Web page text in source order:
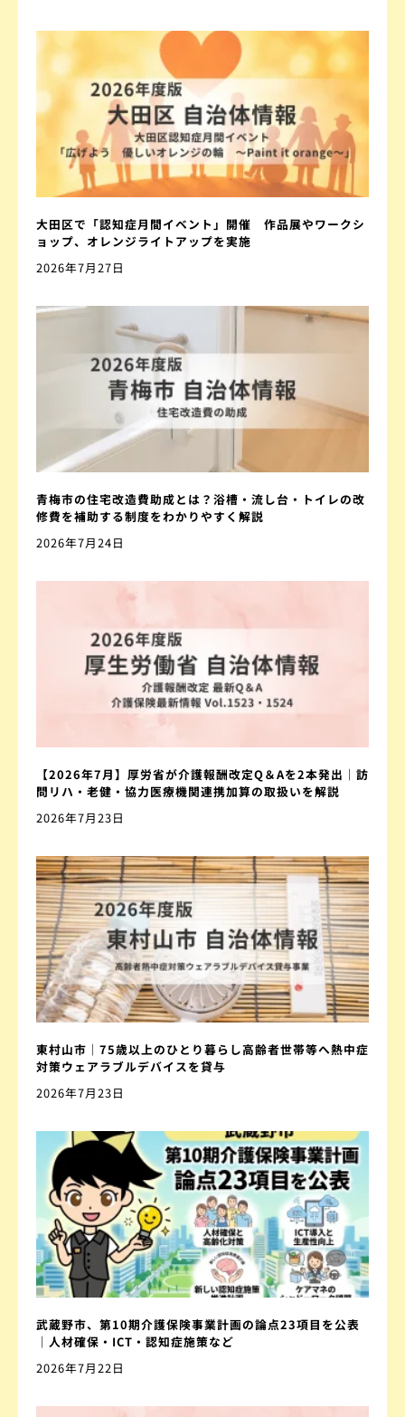
大田区で「認知症月間イベント」開催 作品展やワークシ
ョップ、オレンジライトアップを実施
2026年7月27日
青梅市の住宅改造費助成とは？浴槽・流し台・トイレの改
修費を補助する制度をわかりやすく解説
2026年7月24日
【2026年7月】厚労省が介護報酬改定Q＆Aを2本発出｜訪
問リハ・老健・協力医療機関連携加算の取扱いを解説
2026年7月23日
東村山市｜75歳以上のひとり暮らし高齢者世帯等へ熱中症
対策ウェアラブルデバイスを貸与
2026年7月23日
武蔵野市、第10期介護保険事業計画の論点23項目を公表
｜人材確保・ICT・認知症施策など
2026年7月22日